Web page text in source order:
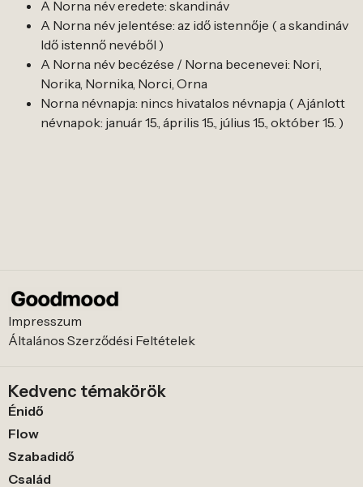
A Norna név eredete: skandináv
A Norna név jelentése: az idő istennője ( a skandináv
Idő istennő nevéből )
A Norna név becézése / Norna becenevei: Nori,
Norika, Nornika, Norci, Orna
Norna névnapja: nincs hivatalos névnapja ( Ajánlott
névnapok: január 15., április 15., július 15., október 15. )
Impresszum
Általános Szerződési Feltételek
Kedvenc témakörök
Énidő
Flow
Szabadidő
Család